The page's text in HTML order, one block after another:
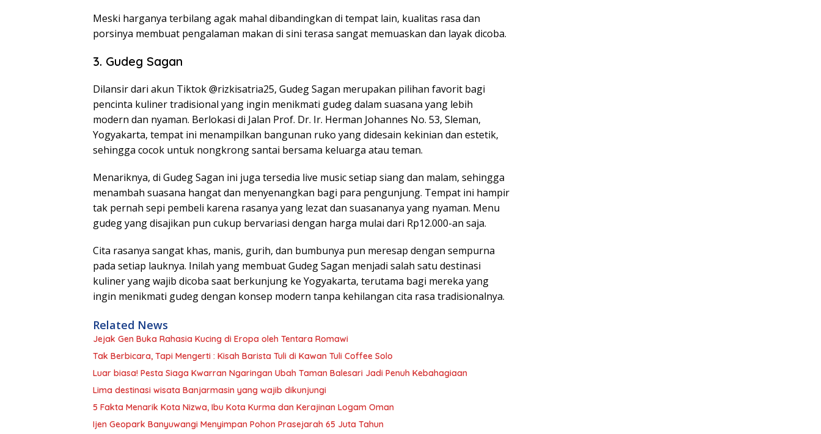
Meski harganya terbilang agak mahal dibandingkan di tempat lain, kualitas rasa dan
porsinya membuat pengalaman makan di sini terasa sangat memuaskan dan layak dicoba.
3. Gudeg Sagan
Dilansir dari akun Tiktok @rizkisatria25, Gudeg Sagan merupakan pilihan favorit bagi
pencinta kuliner tradisional yang ingin menikmati gudeg dalam suasana yang lebih
modern dan nyaman. Berlokasi di Jalan Prof. Dr. Ir. Herman Johannes No. 53, Sleman,
Yogyakarta, tempat ini menampilkan bangunan ruko yang didesain kekinian dan estetik,
sehingga cocok untuk nongkrong santai bersama keluarga atau teman.
Menariknya, di Gudeg Sagan ini juga tersedia live music setiap siang dan malam, sehingga
menambah suasana hangat dan menyenangkan bagi para pengunjung. Tempat ini hampir
tak pernah sepi pembeli karena rasanya yang lezat dan suasananya yang nyaman. Menu
gudeg yang disajikan pun cukup bervariasi dengan harga mulai dari Rp12.000-an saja.
Cita rasanya sangat khas, manis, gurih, dan bumbunya pun meresap dengan sempurna
pada setiap lauknya. Inilah yang membuat Gudeg Sagan menjadi salah satu destinasi
kuliner yang wajib dicoba saat berkunjung ke Yogyakarta, terutama bagi mereka yang
ingin menikmati gudeg dengan konsep modern tanpa kehilangan cita rasa tradisionalnya.
Related News
Jejak Gen Buka Rahasia Kucing di Eropa oleh Tentara Romawi
Tak Berbicara, Tapi Mengerti : Kisah Barista Tuli di Kawan Tuli Coffee Solo
Luar biasa! Pesta Siaga Kwarran Ngaringan Ubah Taman Balesari Jadi Penuh Kebahagiaan
Lima destinasi wisata Banjarmasin yang wajib dikunjungi
5 Fakta Menarik Kota Nizwa, Ibu Kota Kurma dan Kerajinan Logam Oman
Ijen Geopark Banyuwangi Menyimpan Pohon Prasejarah 65 Juta Tahun